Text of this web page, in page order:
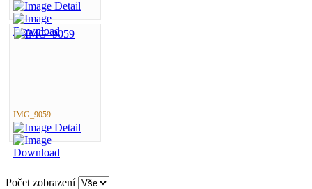
IMG_9059
Počet zobrazení